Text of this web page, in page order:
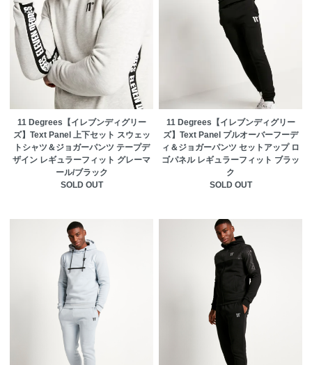
11 Degrees【イレブンディグリー
ズ】Text Panel 上下セット スウェッ
トシャツ＆ジョガーパンツ テープデ
ザイン レギュラーフィット グレーマ
ール/ブラック
SOLD OUT
11 Degrees【イレブンディグリー
ズ】Text Panel プルオーバーフーデ
ィ＆ジョガーパンツ セットアップ ロ
ゴパネル レギュラーフィット ブラッ
ク
SOLD OUT